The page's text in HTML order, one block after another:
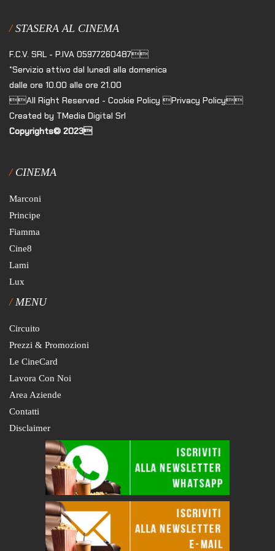
STASERA AL CINEMA
F.C.V. SRL - P.IVA 05977260487
*Servizio attivo dal lunedì alla domenica
dalle ore 10.00 alle ore 21.00
All Right Reserved - Cookie Policy Privacy Policy
Created by TMedia Digital Srl
Copyrights© 2023
CINEMA
Marconi
Principe
Fiamma
Cine8
Lami
Lux
MENU
Circuito
Prezzi & Promozioni
Le CineCard
Lavora Con Noi
Area Aziende
Contatti
Disclaimer